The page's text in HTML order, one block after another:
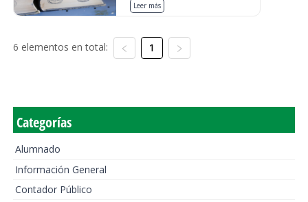
Leer más
6 elementos en total: 1
Categorías
Alumnado
Información General
Contador Público